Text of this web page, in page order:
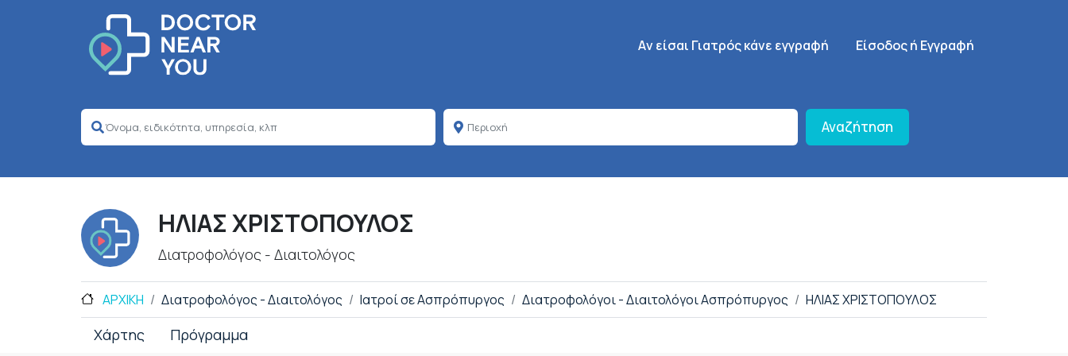
Κεντρική πλοήγηση
Aν είσαι Γιατρός κάνε εγγραφή SignUp Menu
Είσοδος ή Εγγραφή
Αναζήτηση
ΗΛΙΑΣ ΧΡΙΣΤΟΠΟΥΛΟΣ
Διατροφολόγος - Διαιτολόγος
ΑΡΧΙΚΗ Διατροφολόγος - Διαιτολόγος Ιατροί σε Ασπρόπυργος Διατροφολόγοι - Διαιτολόγοι Ασπρόπυργος ΗΛΙΑΣ ΧΡΙΣΤΟΠΟΥΛΟΣ
Χάρτης Πρόγραμμα